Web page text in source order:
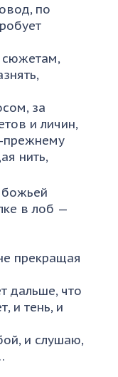
по
сюжетам,
за
и личин,
прежнему
нить,
божьей
в лоб —
прекращая
дальше, что
и тень, и
и слушаю,